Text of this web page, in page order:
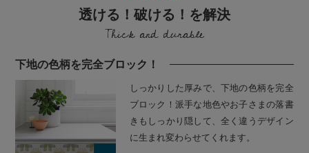
透ける！破ける！を解決
Thick and durable
下地の色柄を完全ブロック！
しっかりした厚みで、下地の色柄を完全
ブロック！派手な地色やお子さまの落書
きもしっかり隠して、全く違うデザイン
に生まれ変わらせてくれます。